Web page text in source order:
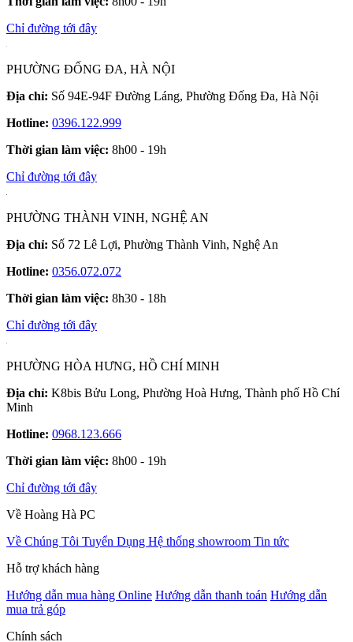
Chỉ đường tới đây
PHƯỜNG ĐỐNG ĐA, HÀ NỘI
Địa chỉ: Số 94E-94F Đường Láng, Phường Đống Đa, Hà Nội
Hotline: 0396.122.999
Thời gian làm việc: 8h00 - 19h
Chỉ đường tới đây
PHƯỜNG THÀNH VINH, NGHỆ AN
Địa chỉ: Số 72 Lê Lợi, Phường Thành Vinh, Nghệ An
Hotline: 0356.072.072
Thời gian làm việc: 8h30 - 18h
Chỉ đường tới đây
PHƯỜNG HÒA HƯNG, HỒ CHÍ MINH
Địa chỉ: K8bis Bửu Long, Phường Hoà Hưng, Thành phố Hồ Chí
Minh
Hotline: 0968.123.666
Thời gian làm việc: 8h00 - 19h
Chỉ đường tới đây
Về Hoàng Hà PC
Về Chúng Tôi Tuyển Dụng Hệ thống showroom Tin tức
Hỗ trợ khách hàng
Hướng dẫn mua hàng Online Hướng dẫn thanh toán Hướng dẫn
mua trả góp
Chính sách